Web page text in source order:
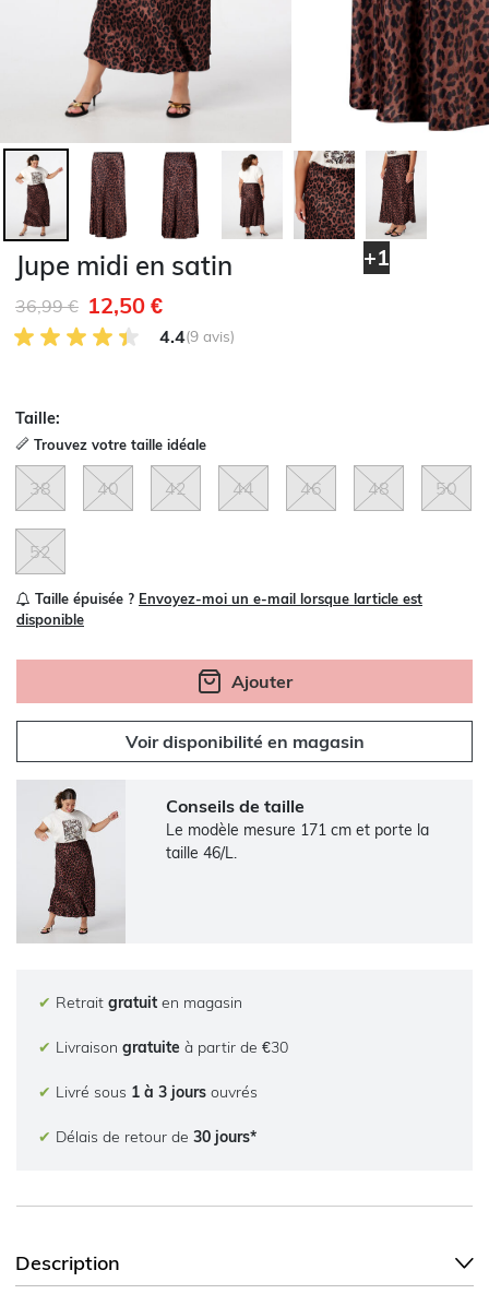
+1
Jupe midi en satin
Remise de
36,99 €à 12,50 €
4.4 sur 5 avis des clients
4.4(9 avis)
Taille:
Trouvez votre taille idéale
38 40 42 44 46 48 50
52
Taille épuisée ? Envoyez-moi un e-mail lorsque larticle est
disponible
Ajouter
Voir disponibilité en magasin
Conseils de taille
Le modèle mesure 171 cm et porte la
taille 46/L.
✔ Retrait gratuit en magasin
✔ Livraison gratuite à partir de €30
✔ Livré sous 1 à 3 jours ouvrés
✔ Délais de retour de 30 jours*
Description